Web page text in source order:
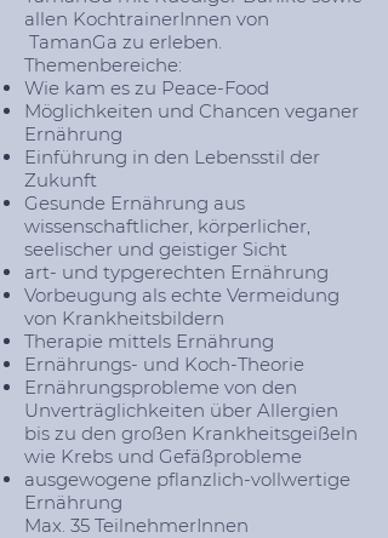
allen KochtrainerInnen von
TamanGa zu erleben.
Themenbereiche:
Wie kam es zu Peace-Food
Möglichkeiten und Chancen veganer
Ernährung
Einführung in den Lebensstil der
Zukunft
Gesunde Ernährung aus
wissenschaftlicher, körperlicher,
seelischer und geistiger Sicht
art- und typgerechten Ernährung
Vorbeugung als echte Vermeidung
von Krankheitsbildern
Therapie mittels Ernährung
Ernährungs- und Koch-Theorie
Ernährungsprobleme von den
Unverträglichkeiten über Allergien
bis zu den großen Krankheitsgeißeln
wie Krebs und Gefäßprobleme
ausgewogene pflanzlich-vollwertige
Ernährung
Max. 35 TeilnehmerInnen